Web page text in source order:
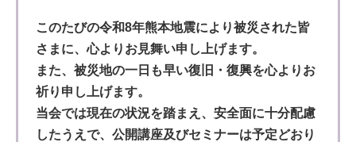
このたびの令和8年熊本地震により被災された皆
さまに、心よりお見舞い申し上げます。
また、被災地の一日も早い復旧・復興を心よりお
祈り申し上げます。
当会では現在の状況を踏まえ、安全面に十分配慮
したうえで、公開講座及びセミナーは予定どおり